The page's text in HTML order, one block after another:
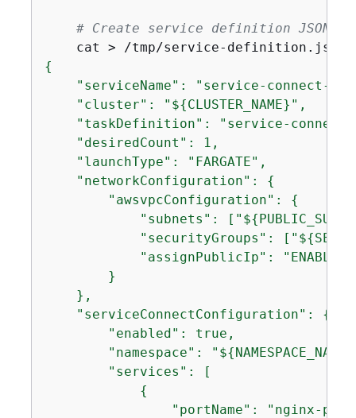
# Create service definition JSON
cat > /tmp/service-
{
"serviceName": "service-connect-
    "cluster": "$
{CLUSTER_NAME}",
"taskDefinition": "service-
    "desiredCount": 1,
    "launchType": "FARGATE",
    "networkConfiguration":
{
        "awsvpcConfiguration":
{
            "subnets": ["$
{
            "securityGroups": ["$
{
            "assignPublicIp": "ENABLED"
        }
    },
    "serviceConnectConfiguration":
{
        "enabled": true,
        "namespace": "$
{
        "services": [
{
"portName": "nginx-